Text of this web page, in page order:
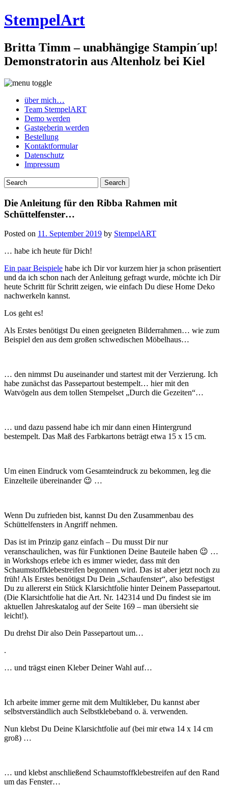
StempelArt
Britta Timm – unabhängige Stampin´up!
Demonstratorin aus Altenholz bei Kiel
über mich…
Team StempelART
Demo werden
Gastgeberin werden
Bestellung
Kontaktformular
Datenschutz
Impressum
Die Anleitung für den Ribba Rahmen mit
Schüttelfenster…
Posted on 11. September 2019 by StempelART
… habe ich heute für Dich!
Ein paar Beispiele habe ich Dir vor kurzem hier ja schon präsentiert
und da ich schon nach der Anleitung gefragt wurde, möchte ich Dir
heute Schritt für Schritt zeigen, wie einfach Du diese Home Deko
nachwerkeln kannst.
Los geht es!
Als Erstes benötigst Du einen geeigneten Bilderrahmen… wie zum
Beispiel den aus dem großen schwedischen Möbelhaus…
… den nimmst Du auseinander und startest mit der Verzierung. Ich
habe zunächst das Passepartout bestempelt… hier mit den
Watvögeln aus dem tollen Stempelset „Durch die Gezeiten“…
… und dazu passend habe ich mir dann einen Hintergrund
bestempelt. Das Maß des Farbkartons beträgt etwa 15 x 15 cm.
Um einen Eindruck vom Gesamteindruck zu bekommen, leg die
Einzelteile übereinander 😉 …
Wenn Du zufrieden bist, kannst Du den Zusammenbau des
Schüttelfensters in Angriff nehmen.
Das ist im Prinzip ganz einfach – Du musst Dir nur
veranschaulichen, was für Funktionen Deine Bauteile haben 😉 …
in Workshops erlebe ich es immer wieder, dass mit den
Schaumstoffklebestreifen begonnen wird. Das ist aber jetzt noch zu
früh! Als Erstes benötigst Du Dein „Schaufenster“, also befestigst
Du zu allererst ein Stück Klarsichtfolie hinter Deinem Passepartout.
(Die Klarsichtfolie hat die Art. Nr. 142314 und Du findest sie im
aktuellen Jahreskatalog auf der Seite 169 – man übersieht sie
leicht!).
Du drehst Dir also Dein Passepartout um…
.
… und trägst einen Kleber Deiner Wahl auf…
Ich arbeite immer gerne mit dem Multikleber, Du kannst aber
selbstverständlich auch Selbstklebeband o. ä. verwenden.
Nun klebst Du Deine Klarsichtfolie auf (bei mir etwa 14 x 14 cm
groß) …
… und klebst anschließend Schaumstoffklebestreifen auf den Rand
um das Fenster…